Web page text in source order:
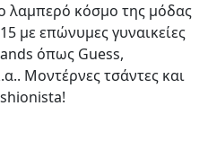
λαμπερό κόσμο της μόδας
με επώνυμες γυναικείες
όπως Guess,
Μοντέρνες τσάντες και